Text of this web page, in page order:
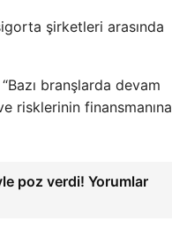
şirketleri arasında
branşlarda devam
risklerinin finansmanına
poz verdi! Yorumlar